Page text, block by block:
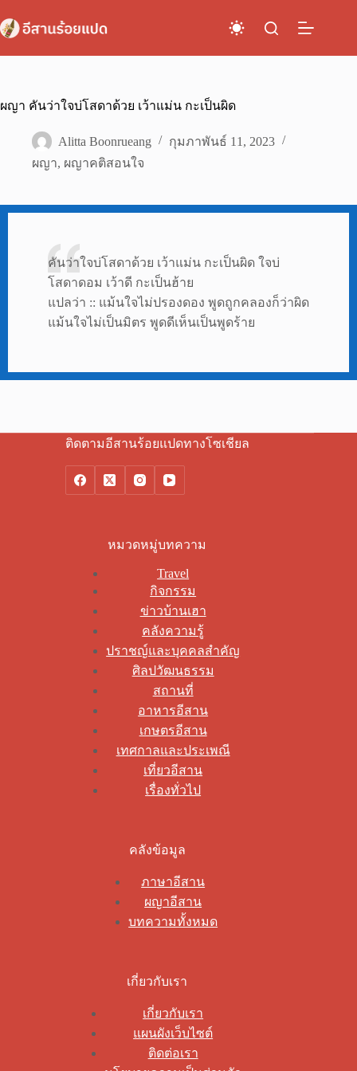
to
content
ผญา คันว่าใจบ่โสดาด้วย เว้าแม่น กะเป็นผิด
Alitta Boonrueang
กุมภาพันธ์ 11, 2023
ผญา, ผญาคติสอนใจ
คันว่าใจบ่โสดาด้วย เว้าแม่น กะเป็นผิด ใจบ่
โสดาดอม เว้าดี กะเป็นฮ้าย
แปลว่า :: แม้นใจไม่ปรองดอง พูดถูกคลองก็ว่าผิด
แม้นใจไม่เป็นมิตร พูดดีเห็นเป็นพูดร้าย
ติดตามอีสานร้อยแปดทางโซเชียล
หมวดหมู่บทความ
Travel
กิจกรรม
ข่าวบ้านเฮา
คลังความรู้
ปราชญ์และบุคคลสำคัญ
ศิลปวัฒนธรรม
สถานที่
อาหารอีสาน
เกษตรอีสาน
เทศกาลและประเพณี
เที่ยวอีสาน
เรื่องทั่วไป
คลังข้อมูล
ภาษาอีสาน
ผญาอีสาน
บทความทั้งหมด
เกี่ยวกับเรา
เกี่ยวกับเรา
แผนผังเว็บไซต์
ติดต่อเรา